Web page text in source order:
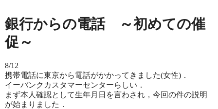
銀行からの電話 ～初めての催
促～
8/12
携帯電話に東京から電話がかかってきました(女性)．
イーバンクカスタマーセンターらしい．
まず本人確認として生年月日を言わされ，今回の件の説明
が始まりました．